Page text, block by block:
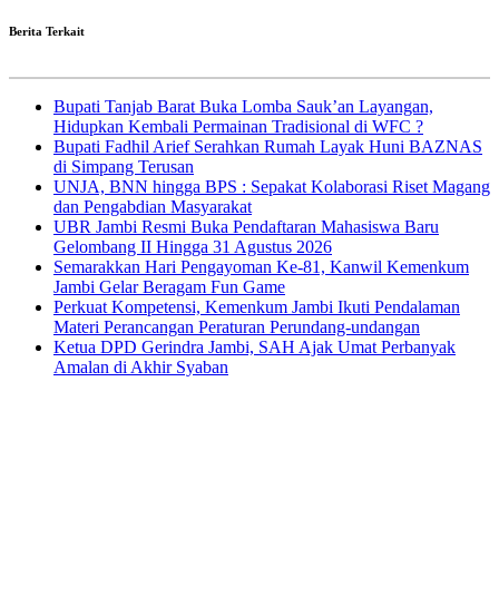
Berita Terkait
Bupati Tanjab Barat Buka Lomba Sauk’an Layangan,
Hidupkan Kembali Permainan Tradisional di WFC ?
Bupati Fadhil Arief Serahkan Rumah Layak Huni BAZNAS
di Simpang Terusan
UNJA, BNN hingga BPS : Sepakat Kolaborasi Riset Magang
dan Pengabdian Masyarakat
UBR Jambi Resmi Buka Pendaftaran Mahasiswa Baru
Gelombang II Hingga 31 Agustus 2026
Semarakkan Hari Pengayoman Ke-81, Kanwil Kemenkum
Jambi Gelar Beragam Fun Game
Perkuat Kompetensi, Kemenkum Jambi Ikuti Pendalaman
Materi Perancangan Peraturan Perundang-undangan
Ketua DPD Gerindra Jambi, SAH Ajak Umat Perbanyak
Amalan di Akhir Syaban